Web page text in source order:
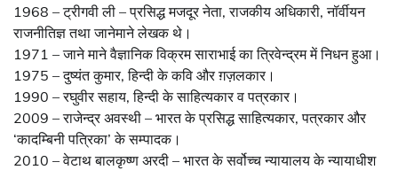
1968 – ट्रीगवी ली – प्रसिद्ध मजदूर नेता, राजकीय अधिकारी, नॉर्वीयन
राजनीतिज्ञ तथा जानेमाने लेखक थे।
1971 – जाने माने वैज्ञानिक विक्रम साराभाई का त्रिवेन्द्रम में निधन हुआ।
1975 – दुष्यंत कुमार, हिन्दी के कवि और ग़ज़लकार।
1990 – रघुवीर सहाय, हिन्दी के साहित्यकार व पत्रकार।
2009 – राजेन्द्र अवस्थी – भारत के प्रसिद्ध साहित्यकार, पत्रकार और
‘कादम्बिनी पत्रिका’ के सम्पादक।
2010 – वेटाथ बालकृष्ण अरदी – भारत के सर्वोच्च न्यायालय के न्यायाधीश